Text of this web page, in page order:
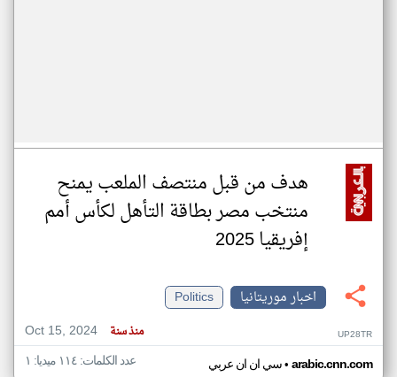
هدف من قبل منتصف الملعب يمنح
منتخب مصر بطاقة التأهل لكأس أمم
إفريقيا 2025
اخبار موريتانيا
Politics
Oct 15, 2024
منذ سنة UP28TR
سي ان ان عربي• arabic.cnn.com عدد الكلمات: ١١٤ ميديا: ١